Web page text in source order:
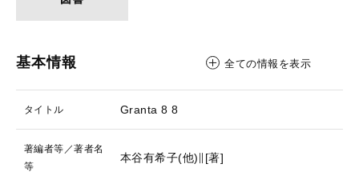
基本情報 全ての情報を表示
タイトル Granta 8 8
著編者等／著者名
等
本谷有希子(他)∥[著]